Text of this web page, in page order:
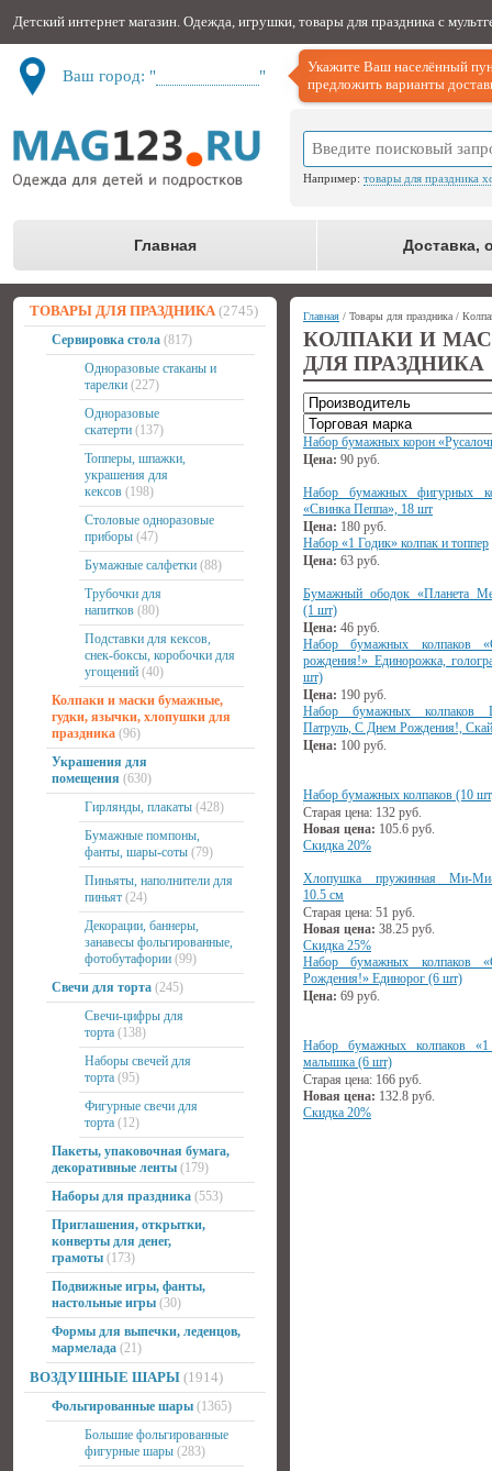
Детский интернет магазин. Одежда, игрушки, товары для праздника с
Ваш город: " "
Укажите Ваш населённый
предложить варианты
Например: товары для праздника
Главная Доставка,
ТОВАРЫ ДЛЯ ПРАЗДНИКА (2745)
Сервировка стола (817)
Одноразовые стаканы и
тарелки (227)
Одноразовые
скатерти (137)
Топперы, шпажки,
украшения для
кексов (198)
Столовые одноразовые
приборы (47)
Бумажные салфетки (88)
Трубочки для
напитков (80)
Подставки для кексов,
снек-боксы, коробочки для
угощений (40)
Колпаки и маски бумажные,
гудки, язычки, хлопушки для
праздника (96)
Украшения для
помещения (630)
Гирлянды, плакаты (428)
Бумажные помпоны,
фанты, шары-соты (79)
Пиньяты, наполнители для
пиньят (24)
Декорации, баннеры,
занавесы фольгированные,
фотобутафории (99)
Свечи для торта (245)
Свечи-цифры для
торта (138)
Наборы свечей для
торта (95)
Фигурные свечи для
торта (12)
Пакеты, упаковочная бумага,
декоративные ленты (179)
Наборы для праздника (553)
Приглашения, открытки,
конверты для денег,
грамоты (173)
Подвижные игры, фанты,
настольные игры (30)
Формы для выпечки, леденцов,
мармелада (21)
ВОЗДУШНЫЕ ШАРЫ (1914)
Фольгированные шары (1365)
Большие фольгированные
фигурные шары (283)
Главная / Товары для праздника /
КОЛПАКИ И
ДЛЯ ПРАЗДНИКА
Набор бумажных корон
Цена: 90 руб.
Набор бумажных фигурных
«Свинка Пеппа», 18 шт
Цена: 180 руб.
Набор «1 Годик» колпак и топпер
Цена: 63 руб.
Бумажный ободок «Планета
(1 шт)
Цена: 46 руб.
Набор бумажных колпаков
рождения!» Единорожка,
шт)
Цена: 190 руб.
Набор бумажных колпаков
Патруль, С Днем Рождения!,
Цена: 100 руб.
Набор бумажных колпаков (10
Старая цена: 132 руб.
Новая цена: 105.6 руб.
Скидка 20%
Хлопушка пружинная Ми-
10.5 см
Старая цена: 51 руб.
Новая цена: 38.25 руб.
Скидка 25%
Набор бумажных колпаков
Рождения!» Единорог (6 шт)
Цена: 69 руб.
Набор бумажных колпаков «1
малышка (6 шт)
Старая цена: 166 руб.
Новая цена: 132.8 руб.
Скидка 20%